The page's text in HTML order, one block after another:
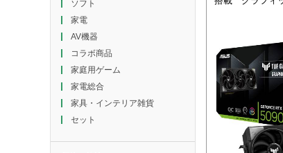
ソフト
家電
AV機器
コラボ商品
家庭用ゲーム
家電総合
家具・インテリア雑貨
セット